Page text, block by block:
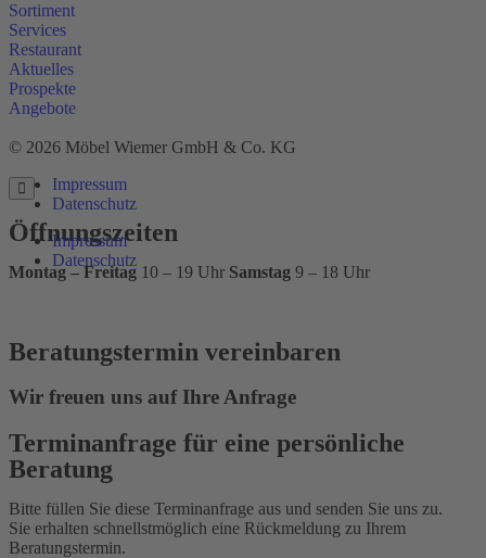
Sortiment
Services
Restaurant
Aktuelles
Prospekte
Angebote
© 2026 Möbel Wiemer GmbH & Co. KG
Impressum
Datenschutz
Impressum
Datenschutz
Öffnungszeiten
Montag – Freitag 10 – 19 Uhr Samstag 9 – 18 Uhr
Beratungstermin vereinbaren
Wir freuen uns auf Ihre Anfrage
Terminanfrage für eine persönliche
Beratung
Bitte füllen Sie diese Terminanfrage aus und senden Sie uns zu.
Sie erhalten schnellstmöglich eine Rückmeldung zu Ihrem
Beratungstermin.